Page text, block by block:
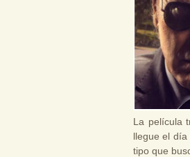
La película
llegue el
tipo que